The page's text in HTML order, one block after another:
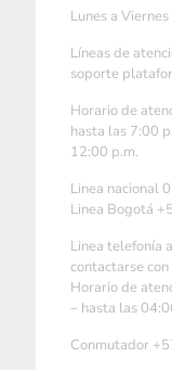
Lunes a
Líneas de
soporte
Horario de
hasta las 7:00
12:00 p.m.
Linea nacional
Linea Bogotá
Linea telefonía
contactarse
Horario de
– hasta las
Conmutador